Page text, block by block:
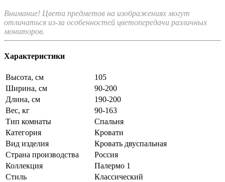
Внимание! Цвета предметов на изображениях могут
отличаться из-за особенностей цветопередачи различных
мониторов.
Характеристики
Высота, см
105
Ширина, см
90-200
Длина, см
190-200
Вес, кг
90-163
Тип комнаты
Спальня
Категория
Кровати
Вид изделия
Кровать двуспальная
Страна производства
Россия
Коллекция
Палермо 1
Стиль
Классический